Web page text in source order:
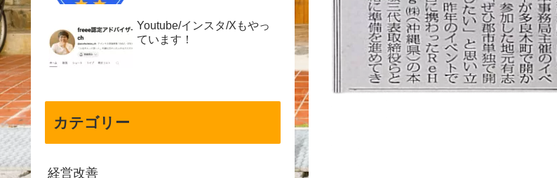
Youtube/インスタ/Xもやっ
ています！
カテゴリー
経営改善